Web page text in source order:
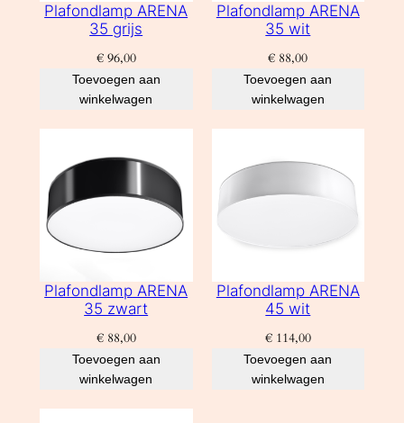
Plafondlamp ARENA
35 grijs
€96,00
Toevoegen aan
winkelwagen
Plafondlamp ARENA
35 wit
€ 88,00
Toevoegen aan
winkelwagen
Plafondlamp ARENA
35 zwart
€88,00
Toevoegen aan
winkelwagen
Plafondlamp ARENA
45 wit
€114,00
Toevoegen aan
winkelwagen